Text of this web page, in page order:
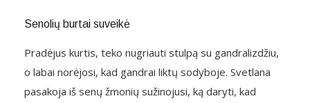
Senolių burtai suveikė
Pradėjus kurtis, teko nugriauti stulpą su gandralizdžiu,
o labai norėjosi, kad gandrai liktų sodyboje. Svetlana
pasakoja iš senų žmonių sužinojusi, ką daryti, kad